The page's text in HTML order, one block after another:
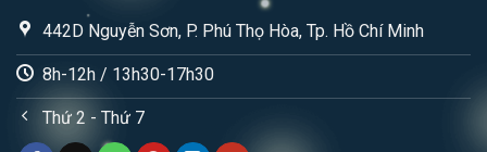
442D Nguyễn Sơn, P. Phú Thọ Hòa, Tp. Hồ Chí Minh
8h-12h / 13h30-17h30
Thứ 2 - Thứ 7